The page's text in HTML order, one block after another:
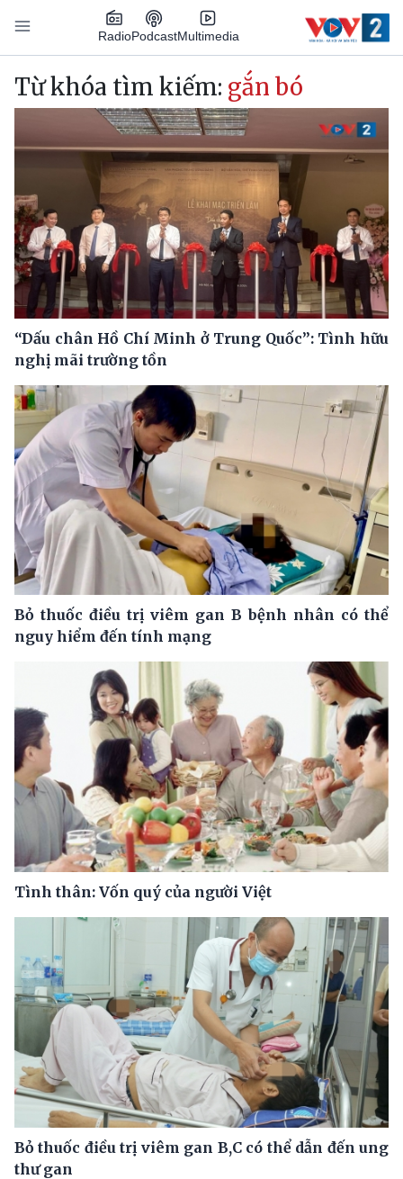
Nhảy đến nội dung
RadioPodcastMultimedia
Main navigation
Từ khóa tìm kiếm: gắn bó
“Dấu chân Hồ Chí Minh ở Trung Quốc”: Tình hữu
nghị mãi trường tồn
Bỏ thuốc điều trị viêm gan B bệnh nhân có thể
nguy hiểm đến tính mạng
Tình thân: Vốn quý của người Việt
Bỏ thuốc điều trị viêm gan B,C có thể dẫn đến ung
thư gan